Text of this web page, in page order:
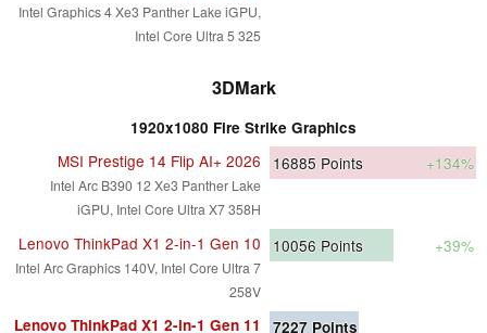
Intel Graphics 4 Xe3 Panther Lake iGPU,
Intel Core Ultra 5 325
3DMark
1920x1080 Fire Strike Graphics
MSI Prestige 14 Flip AI+ 2026
Intel Arc B390 12 Xe3 Panther Lake
iGPU, Intel Core Ultra X7 358H
16885 Points +134%
Lenovo ThinkPad X1 2-in-1 Gen 10
Intel Arc Graphics 140V, Intel Core Ultra 7
258V
10056 Points +39%
Lenovo ThinkPad X1 2-in-1 Gen 11 7227 Points